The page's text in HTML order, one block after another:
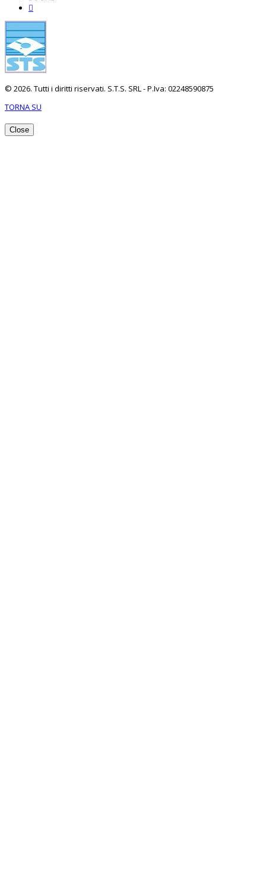
© 2026. Tutti i diritti riservati. S.T.S. SRL - P.Iva: 02248590875
TORNA SU
Close